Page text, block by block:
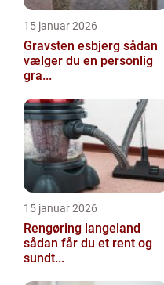
15 januar 2026
Gravsten esbjerg sådan
vælger du en personlig
gra...
15 januar 2026
Rengøring langeland
sådan får du et rent og
sundt...